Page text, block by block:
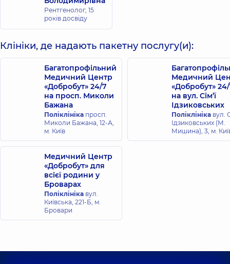
Рентгенолог, 15
років досвіду
Клініки, де надають пакетну послугу(и):
Багатопрофільний
Медичний Центр
«Добробут» 24/7
на просп. Миколи
Бажана
Поліклініка просп.
Миколи Бажана, 12-А,
м. Київ
Медичний
«Добробут»
на вул. Сім’ї
Ідзиковських
Поліклініка вул.
Ідзиковських (М.
Мишина), 3, м.
Медичний Центр
«Добробут» для
всієї родини у
Броварах
Поліклініка вул.
Київська, 221-Б, м.
Бровари